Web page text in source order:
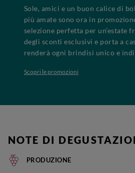
Sole, amici e un buon calice di
più amate sono ora in
selezione perfetta per un’estate
degli sconti esclusivi e porta a
renderà ogni brindisi unico e
Scopri le promozioni
NOTE DI
PRODUZIONE